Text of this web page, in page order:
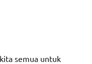
semua untuk